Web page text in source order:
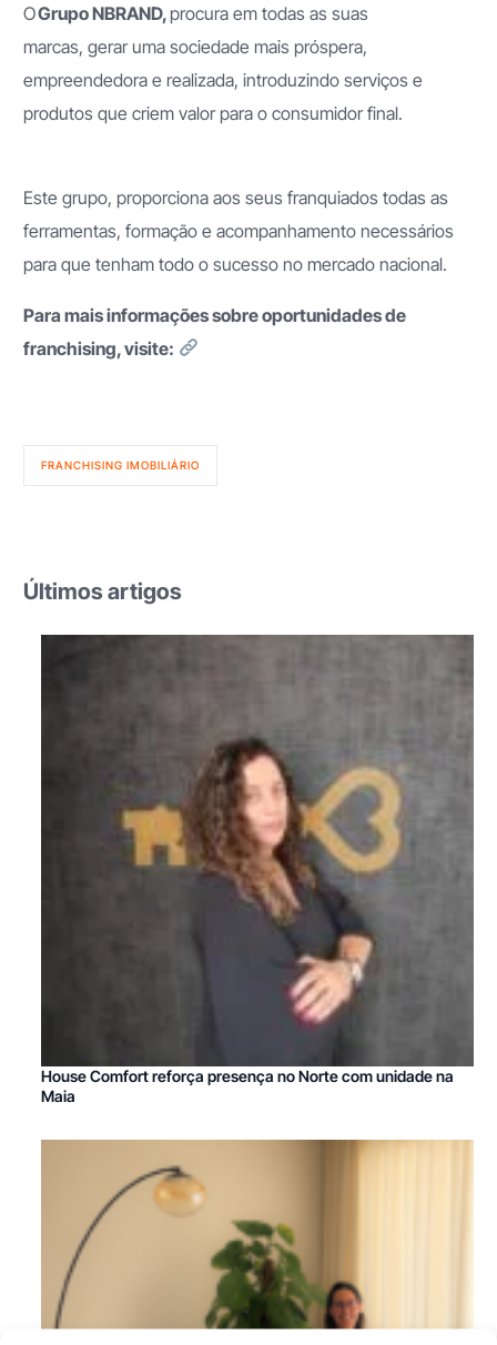
OGrupo NBRAND,procura em todas as suas
marcas, gerar uma sociedade mais próspera,
empreendedora e realizada, introduzindo serviços e
produtos que criem valor para o consumidor final.
Este grupo, proporciona aos seus franquiados todas as
ferramentas, formação e acompanhamento necessários
para que tenham todo o sucesso no mercado nacional.
Para mais informações sobre oportunidades de
franchising, visite:
FRANCHISING IMOBILIÁRIO
Últimos artigos
House Comfort reforça presença no Norte com unidade na
Maia